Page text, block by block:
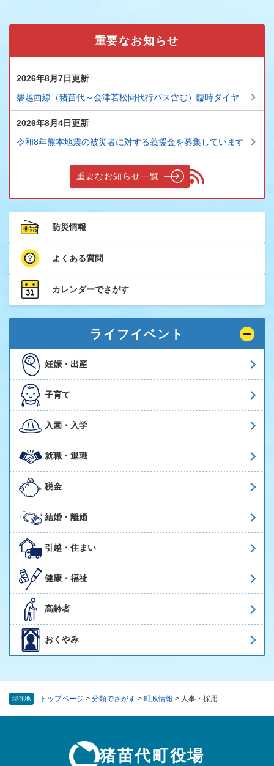
現在地 トップページ > 分類でさがす > 町政情報 > 人事・採用
重要なお知らせ
2026年8月7日更新
磐越西線（猪苗代～会津若松間代行バス含む）臨時ダイヤ
2026年8月4日更新
令和8年熊本地震の被災者に対する義援金を募集しています
重要なお知らせ一覧
防災情報
よくある質問
カレンダーでさがす
ライフイベント
妊娠・出産
子育て
入園・入学
就職・退職
税金
結婚・離婚
引越・住まい
健康・福祉
高齢者
おくやみ
猪苗代町役場